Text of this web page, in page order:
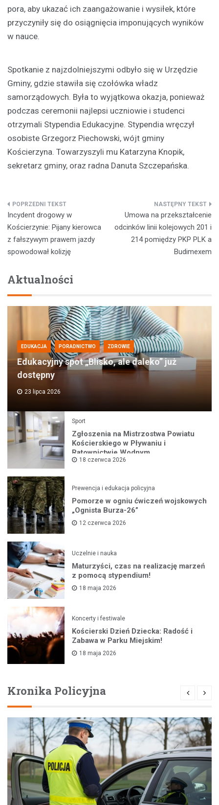
pora, aby ukazać ich zaangażowanie i wysiłek, które
przyczyniły się do osiągnięcia imponujących wyników
w nauce.
Spotkanie z najzdolniejszymi odbyło się w Urzędzie
Gminy, gdzie stawiła się czołówka władz
samorządowych. Była to wyjątkowa okazja, ponieważ
podczas ceremonii najlepsi uczniowie i studenci
otrzymali Stypendia Edukacyjne. Stypendia wręczył
osobiste Grzegorz Piechowski, wójt gminy
Kościerzyna. Towarzyszyli mu Katarzyna Knopik,
sekretarz gminy, oraz radna Danuta Szczepańska.
Nawigacja
wpisu
Incydent drogowy w
Kościerzynie: Pijany kierowca
z fałszywym prawem jazdy
spowodował kolizję
Umowa na przekształcenie
odcinków linii kolejowych 201 i
214 pomiędzy PKP PLK a
Budimexem
Aktualności
EDUKACJA PORADNICTWO ZDROWIE
Edukacyjny spot „Blisko, ale daleko” już
dostępny
23 lipca 2026
Sport
Zgłoszenia na Mistrzostwa Powiatu
Kościerskiego w Pływaniu i
Ratownictwie Wodnym
18 czerwca 2026
Prewencja i edukacja policyjna
Pomorze w ogniu ćwiczeń wojskowych
„Ognista Burza-26”
12 czerwca 2026
Uczelnie i nauka
Maturzyści, czas na realizację marzeń
z pomocą stypendium!
18 maja 2026
Koncerty i festiwale
Kościerski Dzień Dziecka: Radość i
Zabawa w Parku Miejskim!
18 maja 2026
Kronika Policyjna